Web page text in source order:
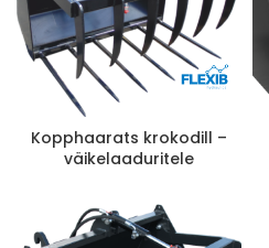
Kopphaarats krokodill –
väikelaaduritele